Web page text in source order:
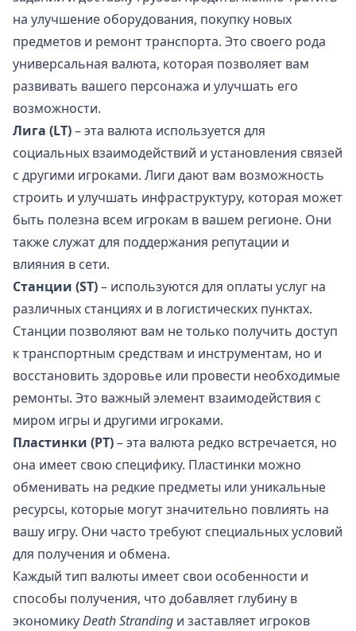
на улучшение оборудования, покупку новых
предметов и ремонт транспорта. Это своего рода
универсальная валюта, которая позволяет вам
развивать вашего персонажа и улучшать его
возможности.
Лига (LT)– эта валюта используется для
социальных взаимодействий и установления связей
с другими игроками. Лиги дают вам возможность
строить и улучшать инфраструктуру, которая может
быть полезна всем игрокам в вашем регионе. Они
также служат для поддержания репутации и
влияния в сети.
Станции (ST)– используются для оплаты услуг на
различных станциях и в логистических пунктах.
Станции позволяют вам не только получить доступ
к транспортным средствам и инструментам, но и
восстановить здоровье или провести необходимые
ремонты. Это важный элемент взаимодействия с
миром игры и другими игроками.
Пластинки (PT)– эта валюта редко встречается, но
она имеет свою специфику. Пластинки можно
обменивать на редкие предметы или уникальные
ресурсы, которые могут значительно повлиять на
вашу игру. Они часто требуют специальных условий
для получения и обмена.
Каждый тип валюты имеет свои особенности и
способы получения, что добавляет глубину в
экономикуDeath Stranding и заставляет игроков